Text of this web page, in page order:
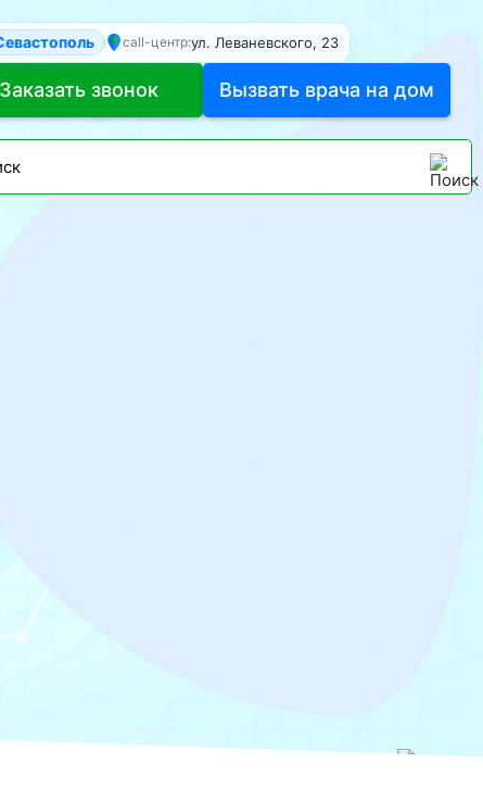
call-центр:ул. Леваневского, 23
Заказать звонок Вызвать врача на дом